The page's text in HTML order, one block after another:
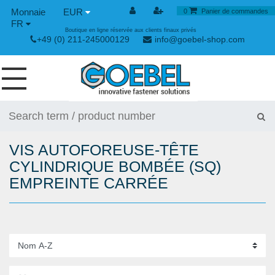
FR
EUR 0 Panier de commandes
+49 (0) 211-245000129 info@goebel-shop.com
Boutique en ligne réservée aux clients finaux privés
VIS
RIVETS SPÉCIAUX
ECROUS À SERTIR
VIS AUTOFOREUSE-TÊTE
CYLINDRIQUE BOMBÉE (SQ)
EMPREINTE CARRÉE